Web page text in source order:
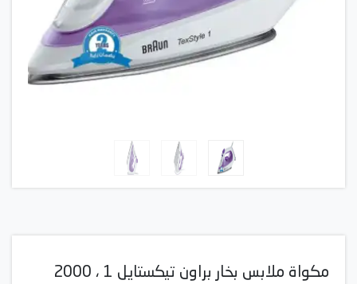
مكواة ملابس بخار براون تيكستايل 1 ، 2000